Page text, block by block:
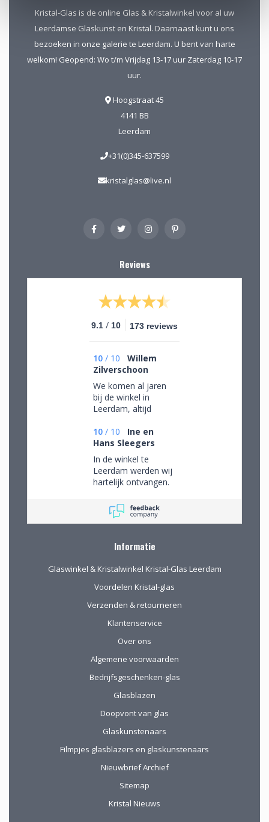
Kristal-Glas is de online Glas & Kristalwinkel voor al uw
Leerdamse Glaskunst en Kristal. Daarnaast kunt u ons
bezoeken in onze galerie te Leerdam. U bent van harte
welkom! Geopend: Wo t/m Vrijdag 13-17 uur Zaterdag 10-17
uur.
Hoogstraat 45
4141 BB
Leerdam
+31(0)345-637599
kristalglas@live.nl
Reviews
9.1 / 10 173 reviews
10 / 10
Willem
Zilverschoon
We komen al jaren
bij de winkel in
Leerdam, altijd
waar we een aantal
van gekocht hebben.
Na onze verhuizing
naar Drenthe voor
het eerst via de site
gekocht. De website
informatie, de
verpakking voor
kwetsbare glas is
10 / 10
Ine en
Hans Sleegers
In de winkel te
Leerdam werden wij
hartelijk ontvangen.
rondkijken om alle
aanwezige pracht te
bewonderen en
de juiste keuzes te
van ver kwamen
werd de aangeboden
gewaardeerd.
Informatie
Glaswinkel & Kristalwinkel Kristal-Glas Leerdam
Voordelen Kristal-glas
Verzenden & retourneren
Klantenservice
Over ons
Algemene voorwaarden
Bedrijfsgeschenken-glas
Glasblazen
Doopvont van glas
Glaskunstenaars
Filmpjes glasblazers en glaskunstenaars
Nieuwbrief Archief
Sitemap
Kristal Nieuws